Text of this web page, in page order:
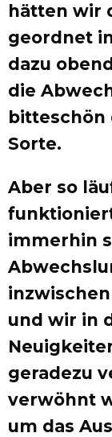
hätten wir
geordnet
dazu
die
bitteschön
Sorte.
Aber so
immerhin
und wir in
geradezu
verwöhnt
um das